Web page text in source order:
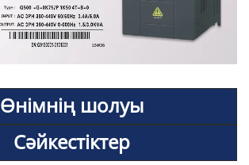
Өнімнің шолуы
Сәйкестіктер